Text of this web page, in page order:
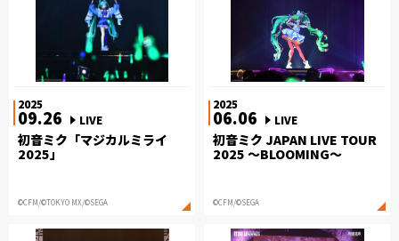
2025
09.26 LIVE
初音ミク「マジカルミライ
2025」
©CFM/©TOKYO MX/©SEGA
2025
06.06 LIVE
初音ミク JAPAN LIVE TOUR
2025 ～BLOOMING～
©CFM/©SEGA